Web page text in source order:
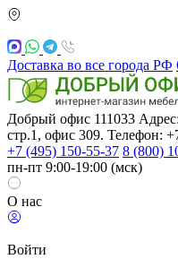
Доставка во все города РФ
Добрый офис 111033
стр.1, офис 309. Телефон:
+7 (495) 150-55-37 8 (800)
пн-пт 9:00-19:00 (мск)
О нас
Войти